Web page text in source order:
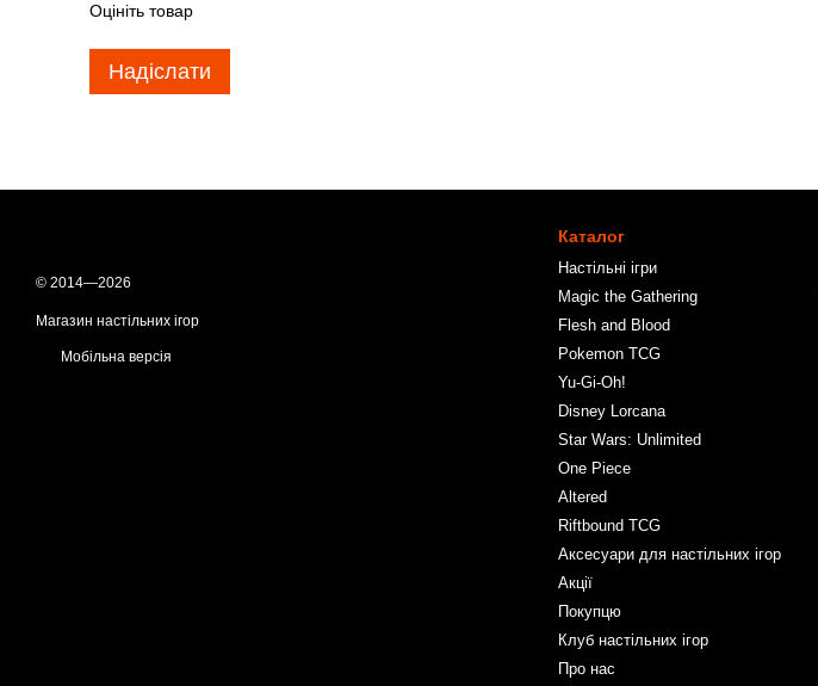
Оцініть товар
Надіслати
© 2014—2026
Магазин настільних ігор
Мобільна версія
Каталог
Настільні ігри
Magic the Gathering
Flesh and Blood
Pokemon TCG
Yu-Gi-Oh!
Disney Lorcana
Star Wars: Unlimited
One Piece
Altered
Riftbound TCG
Аксесуари для настільних ігор
Акції
Покупцю
Клуб настільних ігор
Про нас